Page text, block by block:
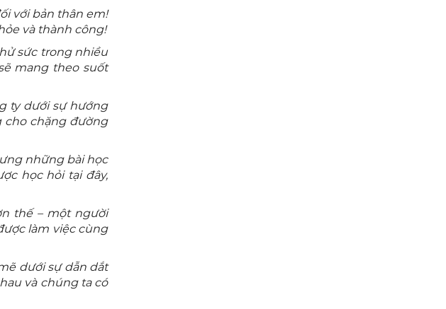
với bản thân em!
và thành công!
sức trong nhiều
mang theo suốt
ty dưới sự hướng
cho chặng đường
những bài học
học hỏi tại đây,
thế – một người
làm việc cùng
dưới sự dẫn dắt
và chúng ta có